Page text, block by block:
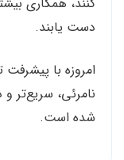
دست یابند.
امروزه با
نامرئی، سریع‌تر
شده است.